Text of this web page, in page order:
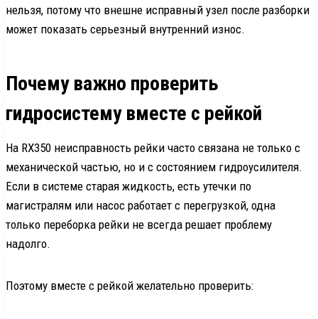
нельзя, потому что внешне исправный узел после разборки
может показать серьезный внутренний износ.
Почему важно проверить
гидросистему вместе с рейкой
На RX350 неисправность рейки часто связана не только с
механической частью, но и с состоянием гидроусилителя.
Если в системе старая жидкость, есть утечки по
магистралям или насос работает с перегрузкой, одна
только переборка рейки не всегда решает проблему
надолго.
Поэтому вместе с рейкой желательно проверить: